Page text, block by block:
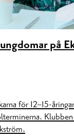
på
för 12–15-